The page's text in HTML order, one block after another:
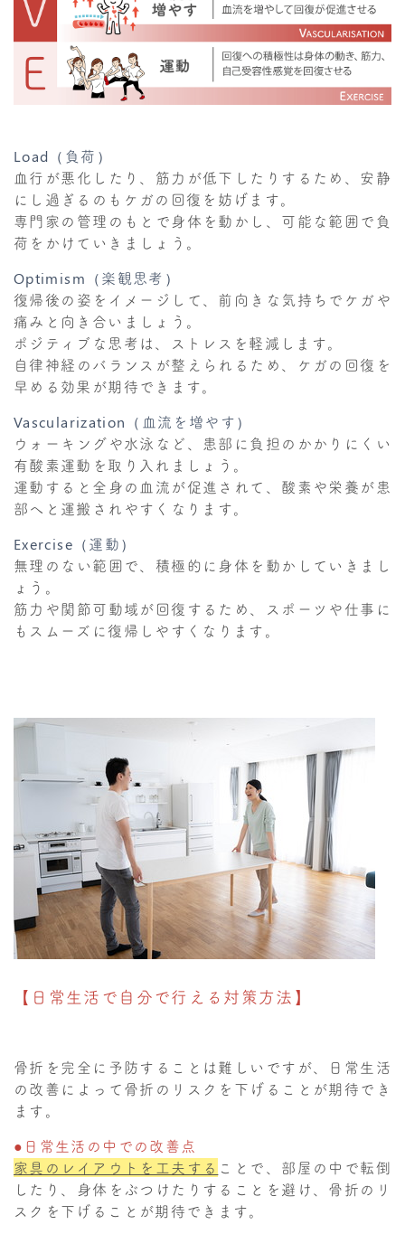
Load（負荷）
血行が悪化したり、筋力が低下したりするため、安静
にし過ぎるのもケガの回復を妨げます。
専門家の管理のもとで身体を動かし、可能な範囲で負
荷をかけていきましょう。
Optimism（楽観思考）
復帰後の姿をイメージして、前向きな気持ちでケガや
痛みと向き合いましょう。
ポジティブな思考は、ストレスを軽減します。
自律神経のバランスが整えられるため、ケガの回復を
早める効果が期待できます。
Vascularization（血流を増やす）
ウォーキングや水泳など、患部に負担のかかりにくい
有酸素運動を取り入れましょう。
運動すると全身の血流が促進されて、酸素や栄養が患
部へと運搬されやすくなります。
Exercise（運動）
無理のない範囲で、積極的に身体を動かしていきまし
ょう。
筋力や関節可動域が回復するため、スポーツや仕事に
もスムーズに復帰しやすくなります。
【日常生活で自分で行える対策方法】
骨折を完全に予防することは難しいですが、日常生活
の改善によって骨折のリスクを下げることが期待でき
ます。
●日常生活の中での改善点
家具のレイアウトを工夫する ことで、部屋の中で転倒
したり、身体をぶつけたりすることを避け、骨折のリ
スクを下げることが期待できます。